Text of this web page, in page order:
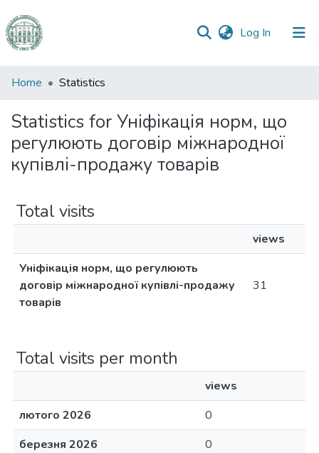
Log In (current)
Communities
Collections
All of DSpace
Home Statistics
Statistics for Уніфікація норм, що
регулюють договір міжнародної
купівлі-продажу товарів
Total visits
views
Уніфікація норм, що регулюють
договір міжнародної купівлі-продажу
товарів
31
Total visits per month
views
лютого 2026
0
березня 2026
0